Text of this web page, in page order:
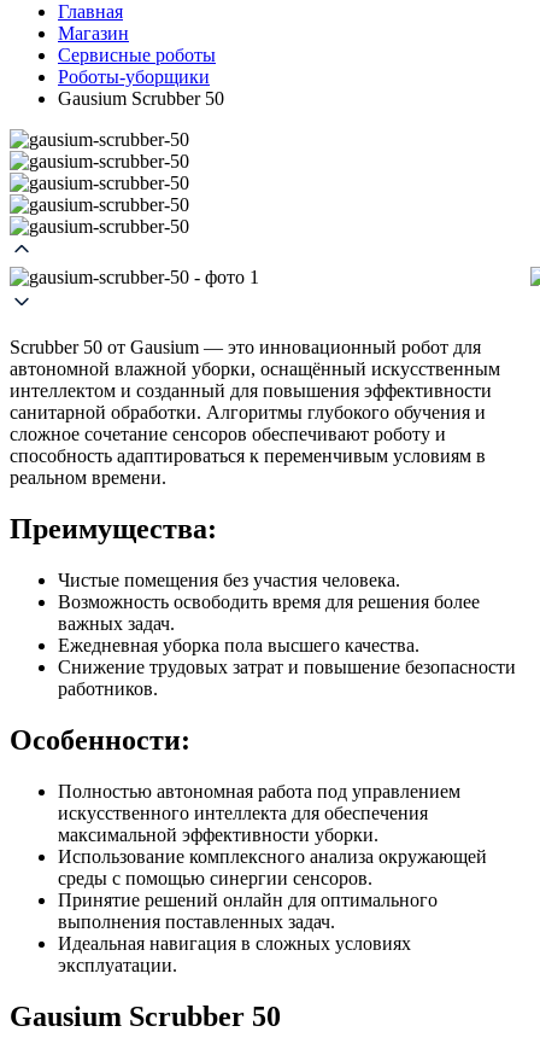
Главная
Магазин
Сервисные роботы
Роботы-уборщики
Gausium Scrubber 50
Scrubber 50 от Gausium — это инновационный робот для
автономной влажной уборки, оснащённый искусственным
интеллектом и созданный для повышения эффективности
санитарной обработки. Алгоритмы глубокого обучения и
сложное сочетание сенсоров обеспечивают роботу и
способность адаптироваться к переменчивым условиям в
реальном времени.
Преимущества:
Чистые помещения без участия человека.
Возможность освободить время для решения более
важных задач.
Ежедневная уборка пола высшего качества.
Снижение трудовых затрат и повышение безопасности
работников.
Особенности:
Полностью автономная работа под управлением
искусственного интеллекта для обеспечения
максимальной эффективности уборки.
Использование комплексного анализа окружающей
среды с помощью синергии сенсоров.
Принятие решений онлайн для оптимального
выполнения поставленных задач.
Идеальная навигация в сложных условиях
эксплуатации.
Gausium Scrubber 50